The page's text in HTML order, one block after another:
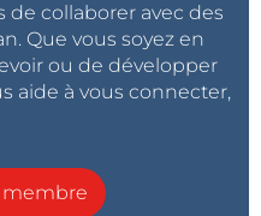
collaborer avec des
Que vous soyez en
ou de développer
aide à vous connecter,
membre